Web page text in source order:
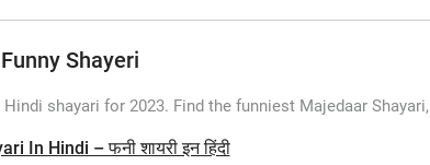
Funny Shayeri
shayari for 2023. Find the funniest Majedaar
In Hindi – फनी शायरी इन हिंदी